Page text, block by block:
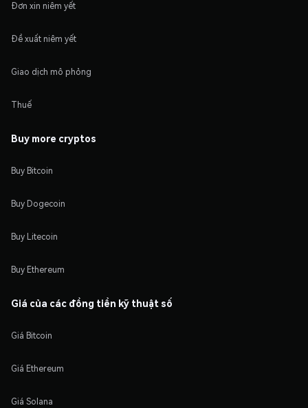
Đơn xin niêm yết
Đề xuất niêm yết
Giao dịch mô phỏng
Thuế
Buy more cryptos
Buy Bitcoin
Buy Dogecoin
Buy Litecoin
Buy Ethereum
Giá của các đồng tiền kỹ thuật số
Giá Bitcoin
Giá Ethereum
Giá Solana